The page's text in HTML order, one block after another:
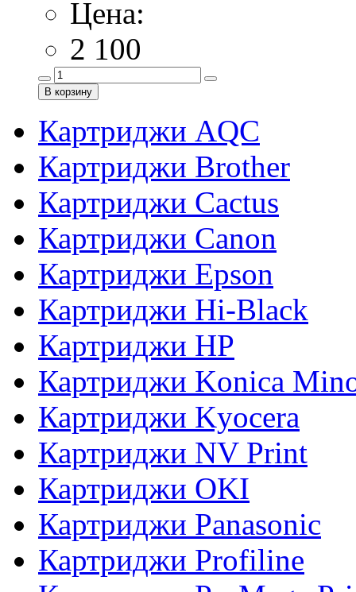
Цена:
2 100
Картриджи AQC
Картриджи Brother
Картриджи Cactus
Картриджи Canon
Картриджи Epson
Картриджи Hi-Black
Картриджи HP
Картриджи Konica
Картриджи Kyocera
Картриджи NV Print
Картриджи OKI
Картриджи Panasonic
Картриджи Profiline